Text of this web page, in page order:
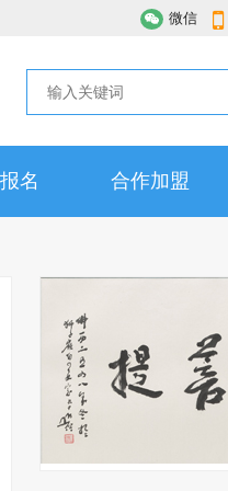
微信
名 合作加盟